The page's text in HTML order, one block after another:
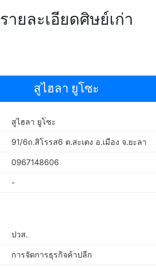
รายละเอียดศิษย์เก่า
สูไฮลา ยูโซะ
สูไฮลา ยูโซะ
91/6ถ.สิโรรส6 ต.สะเตง อ.เมือง จ.ยะลา
0967148606
-
ปวส.
การจัดการธุรกิจค้าปลีก